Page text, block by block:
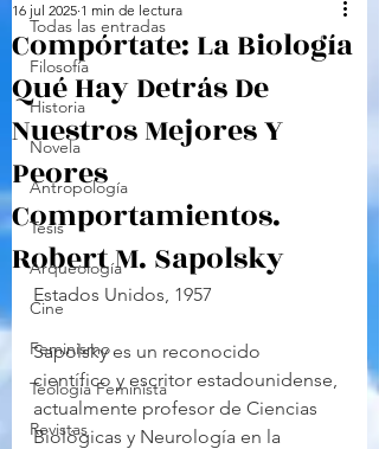
Todas las entradas
Filosofía
Historia
Novela
Antropología
Tesis
Arqueología
Cine
Feminismo
Teología Feminista
Revistas
Compórtate: La Biología
Qué Hay Detrás De
Nuestros Mejores Y
Peores
Comportamientos.
Robert M. Sapolsky
16 jul 2025 1 min de lectura
Estados Unidos, 1957
Sapolsky es un reconocido
científico y escritor estadounidense,
actualmente profesor de Ciencias
Biológicas y Neurología en la